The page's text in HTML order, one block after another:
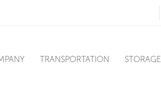
TRANSPORTATION STORAGE